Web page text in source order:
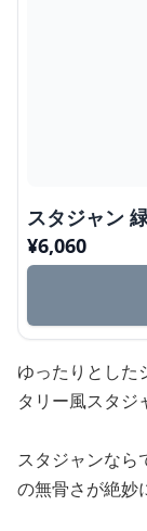
スタジャン
¥6,060
ゆったりとした
タリー風スタジ
スタジャンなら
の無骨さが絶妙